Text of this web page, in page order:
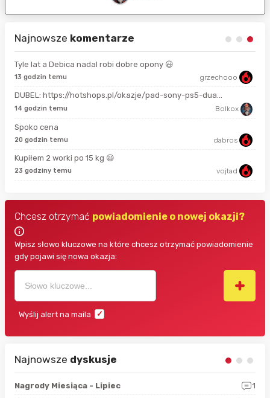
Najnowsze komentarze
Tyle lat a Debica nadal robi dobre opony 😃
13 godzin temu grzechooo
DUBEL: https://hotshops.pl/okazje/pad-sony-ps5-dua...
14 godzin temu Bolkox
Spoko cena
20 godzin temu dabros
Kupiłem 2 worki po 15 kg 😃
23 godziny temu vojtad
Chcesz otrzymać powiadomienie o nowej okazji?
Wpisz słowo kluczowe na które chcesz otrzymać powiadomienie
gdy pojawi się nowa okazja:
Wyślij alert na maila
Najnowsze dyskusje
Nagrody Miesiąca - Lipiec
1